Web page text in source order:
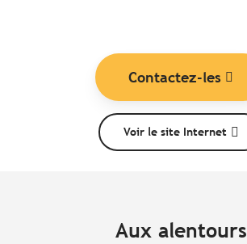
Contactez-les
Voir le site Internet
Aux alentours